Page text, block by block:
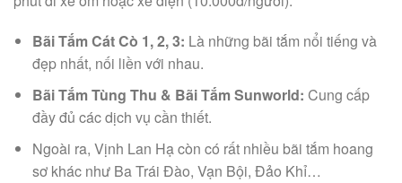
Bãi Tắm Cát Cò 1, 2, 3: Là những bãi tắm nổi tiếng và
đẹp nhất, nối liền với nhau.
Bãi Tắm Tùng Thu & Bãi Tắm Sunworld: Cung cấp
đầy đủ các dịch vụ cần thiết.
Ngoài ra, Vịnh Lan Hạ còn có rất nhiều bãi tắm hoang
sơ khác như Ba Trái Đào, Vạn Bội, Đảo Khỉ…